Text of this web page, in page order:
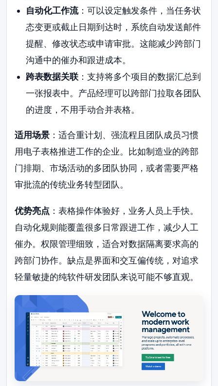
自动化工作流：可以设定触发条件，当任务状
态变更或截止日期到达时，系统自动发送邮件
提醒、修改状态或申请审批。这能减少跨部门
沟通中的催办和跟进成本。
跨表数据关联：支持将多个项目的数据汇总到
一张报表中。产品经理可以跨部门拉取各团队
的进度，不用手动合并表格。
适用场景 ：适合重计划、强流程且团队成员习惯
用电子表格推进工作的企业。比如制造业的跨部
门排期、市场活动的多团队协同，或者需要严格
审批流的传统业务转型团队。
优势亮点 ：表格操作体验好，业务人员上手快。
自动化规则能覆盖很多日常跟进工作，减少人工
催办。权限管理细致，适合对数据隔离要求高的
跨部门协作。缺点是界面和交互偏传统，对追求
轻量敏捷的纯软件研发团队来说可能不够直观。